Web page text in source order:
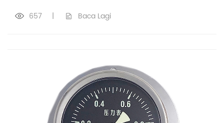
657 | Baca Lagi